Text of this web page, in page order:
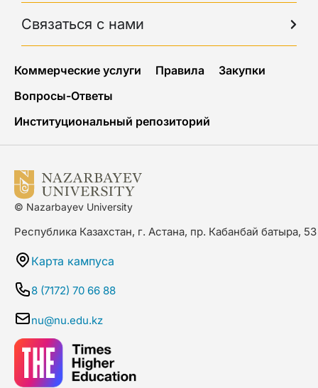
Связаться с нами
Коммерческие услуги Правила
Закупки
Вопросы-Ответы
Институциональный репозиторий
© Nazarbayev University
Республика Казахстан, г. Астана, пр. Кабанбай батыра, 53
Карта кампуса
8 (7172) 70 66 88
nu@nu.edu.kz